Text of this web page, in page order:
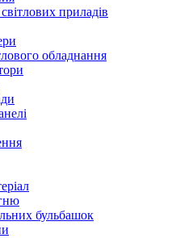
приладів
обладнання
бульбашок